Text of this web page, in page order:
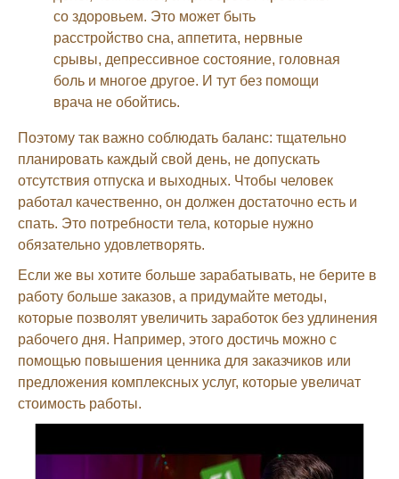
со здоровьем. Это может быть
расстройство сна, аппетита, нервные
срывы, депрессивное состояние, головная
боль и многое другое. И тут без помощи
врача не обойтись.
Поэтому так важно соблюдать баланс: тщательно
планировать каждый свой день, не допускать
отсутствия отпуска и выходных. Чтобы человек
работал качественно, он должен достаточно есть и
спать. Это потребности тела, которые нужно
обязательно удовлетворять.
Если же вы хотите больше зарабатывать, не берите в
работу больше заказов, а придумайте методы,
которые позволят увеличить заработок без удлинения
рабочего дня. Например, этого достичь можно с
помощью повышения ценника для заказчиков или
предложения комплексных услуг, которые увеличат
стоимость работы.